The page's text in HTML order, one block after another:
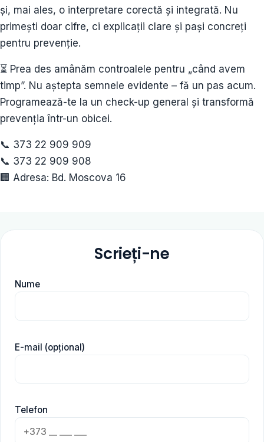
și, mai ales, o interpretare corectă și integrată. Nu
primești doar cifre, ci explicații clare și pași concreți
pentru prevenție.
⏳ Prea des amânăm controalele pentru „când avem
timp”. Nu aștepta semnele evidente – fă un pas acum.
Programează-te la un check-up general și transformă
prevenția într-un obicei.
📞 373 22 909 909
📞 373 22 909 908
🏢 Adresa: Bd. Moscova 16
Scrieți-ne
Nume
E-mail (opțional)
Telefon